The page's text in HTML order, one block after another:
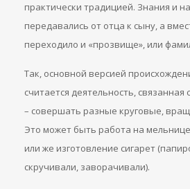
практически традицией. Знания и
передавались от отца к сыну, а
переходило и «прозвище», или
Так, основной версией
считается деятельность, связанная
– совершать разные круговые,
Это может быть работа на
или же изготовление сигарет
скручивали, заворачивали).